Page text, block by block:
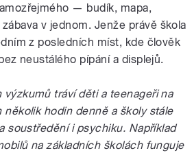
— budík, mapa,
v jednom. Jenže právě škola
z posledních míst, kde člověk
neustálého pípání a displejů.
výzkumů tráví děti a teenageři na
hodin denně a školy stále
soustředění i psychiku. Například
na základních školách funguje